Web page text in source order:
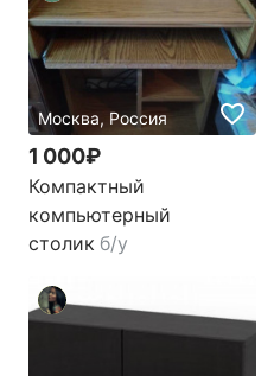
Москва, Россия
1 000₽
Компактный
компьютерный
столик б/у